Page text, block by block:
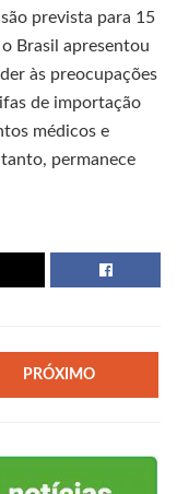
prevista para 15
Brasil apresentou
às preocupações
de importação
médicos e
permanece
PRÓXIMO